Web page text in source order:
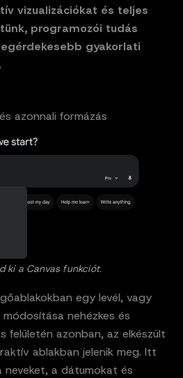
vizualizációkat és teljes
programozói tudás
gyakorlati
azonnali formázás
ki a Canvas funkciót.
egy levél, vagy
nehézkes és
felületén azonban, az elkészült
ablakban jelenik meg. Itt
neveket, a dátumokat és